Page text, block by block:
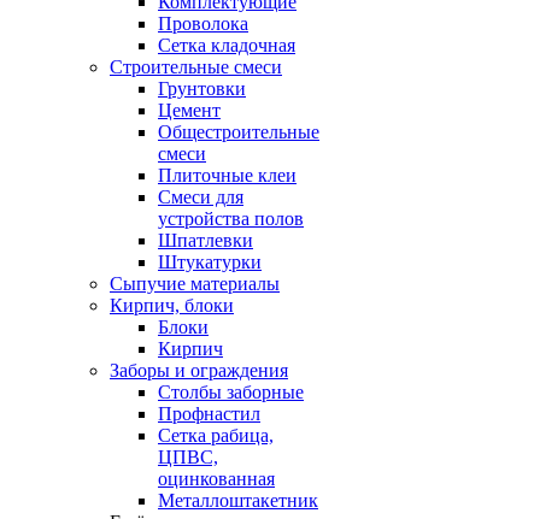
Проволока
Сетка кладочная
Строительные смеси
Грунтовки
Цемент
Общестроительные
смеси
Плиточные клеи
Смеси для
устройства полов
Шпатлевки
Штукатурки
Сыпучие материалы
Кирпич, блоки
Блоки
Кирпич
Заборы и ограждения
Столбы заборные
Профнастил
Сетка рабица,
ЦПВС,
оцинкованная
Металлоштакетник